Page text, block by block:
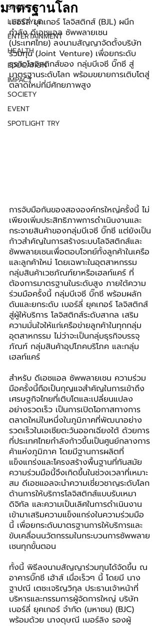
SPORT
LIFESTYLE
ENTERTAINMENT
HEALTH
EDUCATION
IMPACT
SOCIETY
EVENT
SPOTLIGHT TRY
มาตรฐานโลก
เบอร์ลี่ ยุคเกอร์ โลจิสติกส์ (BJL) ผนึก
กำลัง ดีเอชแอล ซัพพลายเชน
(ประเทศไทย) ลงนามสัญญาจัดตั้งบริษัท
ร่วมทุน (Joint Venture) เพื่อยกระดับ
ธุรกิจโลจิสติกส์ของ กลุ่มบีเจซี บิ๊กซี สู่
มาตรฐานระดับโลก พร้อมขยายการเติบโตสู่
ตลาดใหม่ที่มีศักยภาพสูง
การจับมือกันของสององค์กรใหญ่ครั้งนี้ ไม่
เพียงเพิ่มประสิทธิภาพการดำเนินงานและ
กระจายสินค้าของกลุ่มบีเจซี บิ๊กซี แต่ยังเป็น
ก้าวสำคัญในการสร้างระบบโลจิสติกส์และ
ซัพพลายเชนเพื่อตอบโจทย์ทั้งลูกค้าในเครือ
และลูกค้าใหม่ โดยเฉพาะในอุตสาหกรรม
กลุ่มสินค้าเวชภัณฑ์ยาหรือเฮลท์แคร์ ที่
ต้องการมาตรฐานในระดับสูง ภายใต้ความ
ร่วมมือครั้งนี้ กลุ่มบีเจซี บิ๊กซี พร้อมผลัก
ดันและยกระดับ เบอร์ลี่ ยุคเกอร์ โลจิสติกส์
สู่ผู้ให้บริการ โลจิสติกส์ระดับสากล เสริม
ความมั่นใจให้แก่เครือข่ายลูกค้าในทุกกลุ่ม
อุตสาหกรรม ไม่ว่าจะเป็นกลุ่มธุรกิจบรรจุ
ภัณฑ์ กลุ่มสินค้าอุปโภคบริโภค และกลุ่ม
เฮลท์แคร์
สำหรับ ดีเอชแอล ซัพพลายเชน ความร่วม
มือครั้งนี้ถือเป็นกุญแจสำคัญในการเข้าถึง
เศรษฐกิจไทยที่เติบโตและเปลี่ยนแปลง
อย่างรวดเร็ว เป็นการเปิดโอกาสทางการ
ตลาดใหม่ในหนึ่งในภูมิภาคที่พัฒนาอย่าง
รวดเร็วในเอเชียตะวันออกเฉียงใต้ ด้วยการ
ที่ประเทศไทยกำลังก้าวขึ้นเป็นศูนย์กลางการ
ค้าแห่งภูมิภาค โดยมีฐานการผลิตที่
แข็งแกร่งและโครงสร้างพื้นฐานที่ทันสมัย
ความร่วมมือนี้จึงเกิดขึ้นในช่วงเวลาที่เหมาะ
สม ดีเอชแอลจะนำความเชี่ยวชาญระดับโลก
ด้านการให้บริการโลจิสติกส์แบบรับเหมา
ดิจิทัล และความเป็นเลิศในการดำเนินงาน
เข้ามาเสริมความแข็งแกร่งในความร่วมมือ
นี้ เพื่อยกระดับมาตรฐานการให้บริการและ
ขับเคลื่อนนวัตกรรมในกระบวนการซัพพลาย
เชนทุกขั้นตอน
ทั้งนี้ พิธีลงนามสัญญาร่วมทุนได้จัดขึ้น ณ
อาคารบิ๊กซี เฮ้าส์ เมื่อเร็วๆ นี้ โดยมี นาง
ฐาปณี เตชะเจริญวิกุล ประธานเจ้าหน้าที่
บริหารและกรรมการผู้จัดการใหญ่ บริษัท
เบอร์ลี่ ยุคเกอร์ จำกัด (มหาชน) (BJC)
พร้อมด้วย นางดุษณี เมอร์ลิง รองผู้